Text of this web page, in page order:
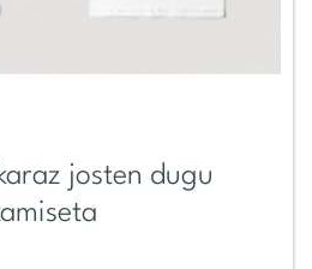
josten dugu